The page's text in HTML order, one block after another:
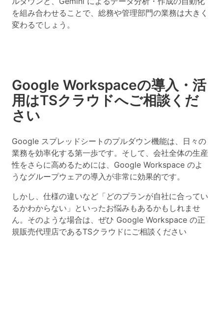
を組み合わせることで、総務や管理部門の業務は大きく
変わるでしょう。
Google Workspaceの導入・活
用はTSクラウドへご相談くだ
さい
Google スプレッドシートのプルダウン機能は、日々の
業務を効率化する第一歩です。そして、会社全体の生産
性をさらに高めるためには、Google Workspace のよ
うなグループウェアの導入が非常に効果的です。
しかし、仕様の違いなど「どのプランが自社に合ってい
るかわからない」といったお悩みもあるかもしれませ
ん。そのような場合は、ぜひ Google Workspace の正
規販売代理店であるTSクラウドにご相談ください